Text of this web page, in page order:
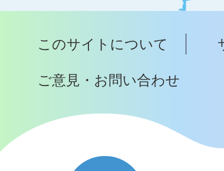
ッ
へ
このサイトについて
ご意見・お問い合わせ